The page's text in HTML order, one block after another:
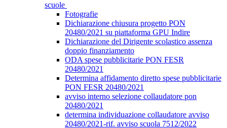
scuole
Fotografie
Dichiarazione chiusura progetto PON
20480/2021 su piattaforma GPU Indire
Dichiarazione del Dirigente scolastico assenza
doppio finanziamento
ODA spese pubblicitarie PON FESR
20480/2021
Determina affidamento diretto spese pubblicitarie
PON FESR 20480/2021
avviso interno selezione collaudatore pon
20480/2021
determina individuazione collaudatore avviso
20480/2021-rif. avviso scuola 7512/2022